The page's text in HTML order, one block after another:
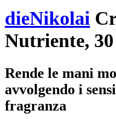
dieNikolai
Nutriente,
Rende le mani
avvolgendo i
fragranza